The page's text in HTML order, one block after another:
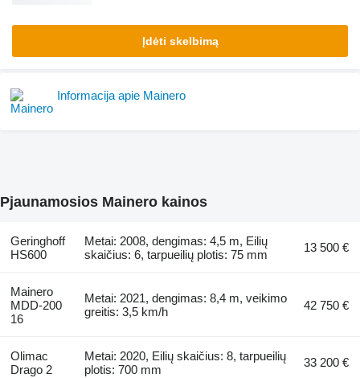
Įdėti skelbimą
Informacija apie Mainero
Pjaunamosios Mainero kainos
Geringhoff
HS600
Metai: 2008, dengimas: 4,5 m, Eilių
skaičius: 6, tarpueilių plotis: 75 mm
13 500 €
Mainero
MDD-200
16
Metai: 2021, dengimas: 8,4 m, veikimo
greitis: 3,5 km/h
42 750 €
Olimac
Drago 2
Metai: 2020, Eilių skaičius: 8, tarpueilių
plotis: 700 mm
33 200 €